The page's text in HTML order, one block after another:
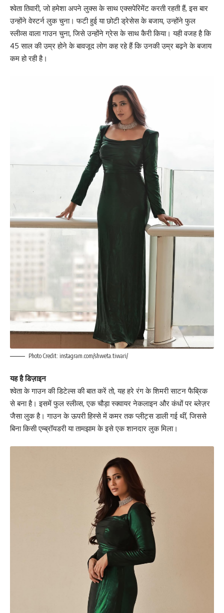
श्वेता तिवारी, जो हमेशा अपने लुक्स के साथ एक्सपेरिमेंट करती रहती हैं, इस बार
उन्होंने वेस्टर्न लुक चुना। फटी हुई या छोटी ड्रेसेस के बजाय, उन्होंने फुल
स्लीव्स वाला गाउन चुना, जिसे उन्होंने ग्रेस के साथ कैरी किया। यही वजह है कि
45 साल की उम्र होने के बावजूद लोग कह रहे हैं कि उनकी उम्र बढ़ने के बजाय
कम हो रही है।
Photo Credit: instagram.com/shweta.tiwari/
यह है डिज़ाइन
श्वेता के गाउन की डिटेल्स की बात करें तो, यह हरे रंग के शिमरी साटन फैब्रिक
से बना है। इसमें फुल स्लीव्स, एक चौड़ा स्क्वायर नेकलाइन और कंधों पर ब्लेज़र
जैसा लुक है। गाउन के ऊपरी हिस्से में कमर तक प्लीट्स डाली गई थीं, जिससे
बिना किसी एम्ब्रॉयडरी या तामझाम के इसे एक शानदार लुक मिला।